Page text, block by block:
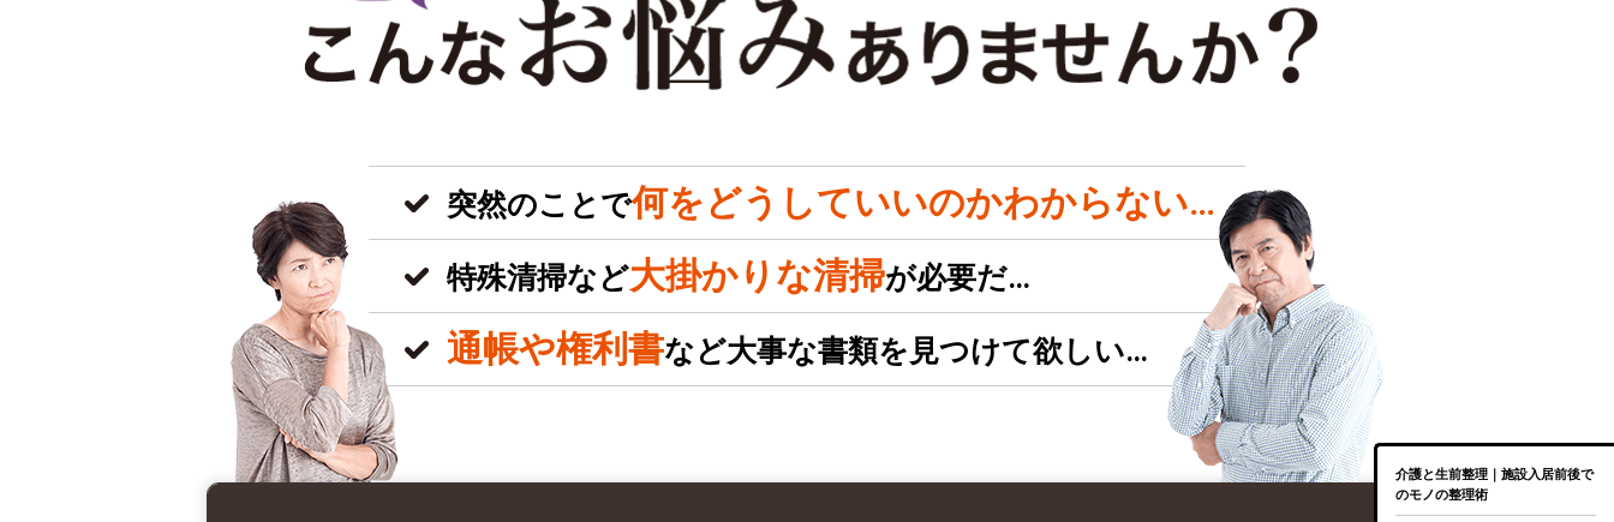
突然のことで何をどうしていいのかわからない…
特殊清掃など大掛かりな清掃が必要だ…
通帳や権利書など大事な書類を見つけて欲しい…
介護と生前整理｜施設入居前後で
のモノの整理術